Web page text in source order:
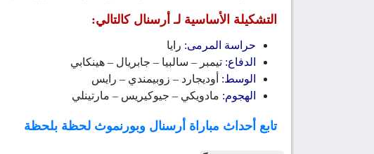
التشكيلة الأساسية لـ أرسنال كالتالي:
حراسة المرمى: رايا
الدفاع: تيمبر – سالبيا – جابريال – هينكابي
الوسط: أوديجارد – زوبيمندي – رايس
الهجوم: مادويكي – جيوكيريس – مارتينلي
تابع أحداث مباراة أرسنال وبورنموث لحظة بلحظة